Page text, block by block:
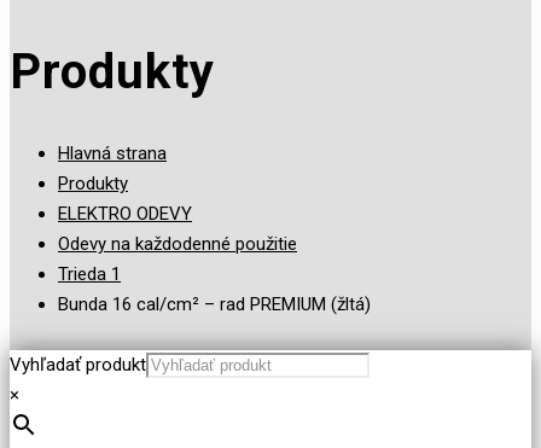
Produkty
Hlavná strana
Produkty
ELEKTRO ODEVY
Odevy na každodenné použitie
Trieda 1
Bunda 16 cal/cm² – rad PREMIUM (žltá)
Vyhľadať produkt
×